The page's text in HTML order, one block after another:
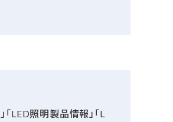
「LED照明製品情報」「L